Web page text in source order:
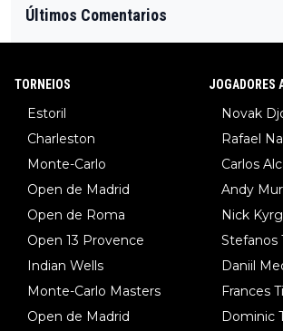
Últimos Comentarios
TORNEIOS
Estoril
Charleston
Monte-Carlo
Open de Madrid
Open de Roma
Open 13 Provence
Indian Wells
Monte-Carlo Masters
Open de Madrid
JOGADORES
Novak
Rafael
Carlos
Andy
Nick
Stefanos
Daniil
Frances
Dominic